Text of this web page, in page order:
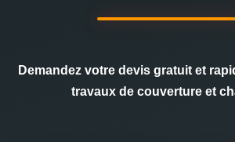
Demandez votre devis gratuit et
travaux de couverture et